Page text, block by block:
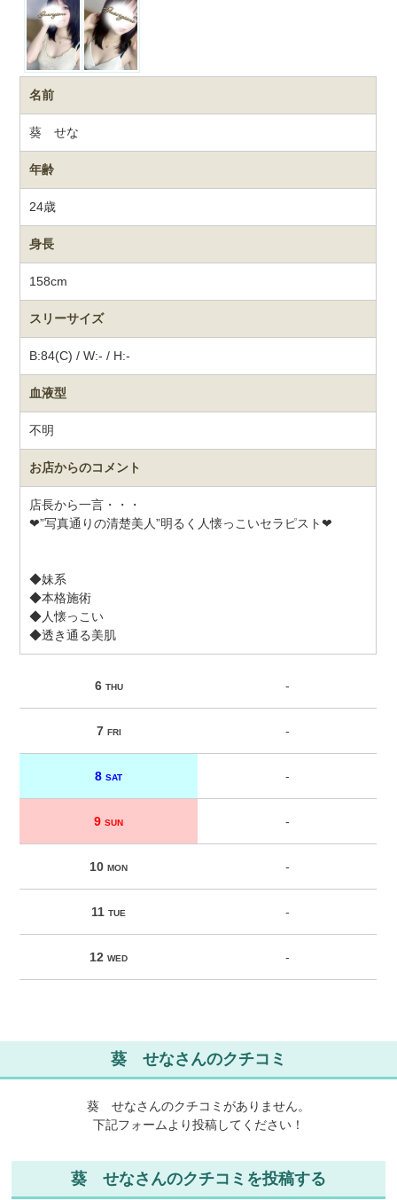
名前
葵 せな
年齢
24歳
身長
158cm
スリーサイズ
B:84(C) / W:- / H:-
血液型
不明
お店からのコメント
店長から一言・・・
❤”写真通りの清楚美人”明るく人懐っこいセラピスト❤
◆妹系
◆本格施術
◆人懐っこい
◆透き通る美肌
6 THU -
7 FRI -
8SAT -
9SUN -
10MON -
11TUE -
12WED -
葵 せなさんのクチコミ
葵 せなさんのクチコミがありません。
下記フォームより投稿してください！
葵 せなさんのクチコミを投稿する